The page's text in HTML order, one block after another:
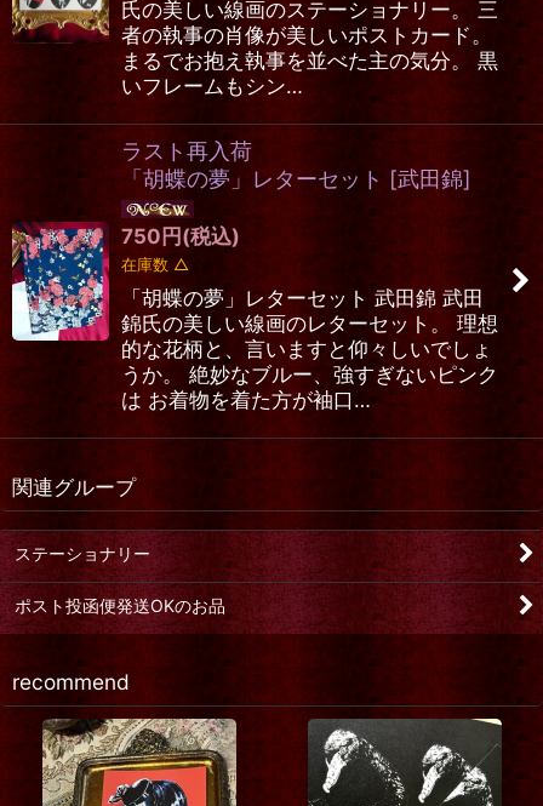
氏の美しい線画のステーショナリー。 三
者の執事の肖像が美しいポストカード。
まるでお抱え執事を並べた主の気分。 黒
いフレームもシン…
ラスト再入荷
「胡蝶の夢」レターセット [武田錦]
750円(税込)
在庫数 △
「胡蝶の夢」レターセット 武田錦 武田
錦氏の美しい線画のレターセット。 理想
的な花柄と、言いますと仰々しいでしょ
うか。 絶妙なブルー、強すぎないピンク
は お着物を着た方が袖口…
関連グループ
ステーショナリー
ポスト投函便発送OKのお品
recommend